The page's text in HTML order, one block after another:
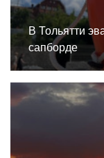
В Тольятти
сапборде